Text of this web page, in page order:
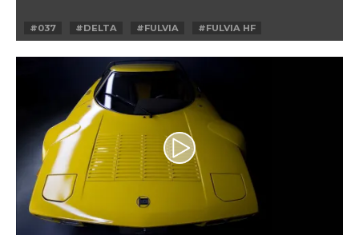
#037 #DELTA #FULVIA
#FULVIA HF
#LANCIA
#RALLY #SKY #STRATOS